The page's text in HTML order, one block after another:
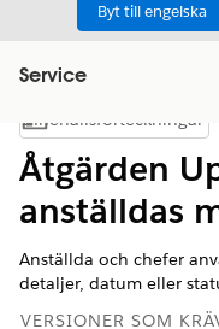
Byt till engelska
Service
Visa
Innehållsförteckningar
Åtgärden
anställdas
Anställda och chefer
detaljer, datum eller
VERSIONER SOM